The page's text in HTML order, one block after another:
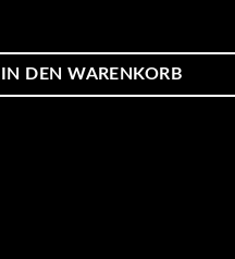
IN DEN WARENKORB